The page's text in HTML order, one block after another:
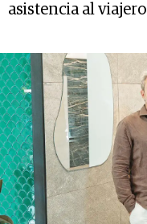
asistencia al viajero